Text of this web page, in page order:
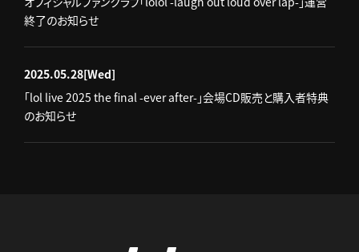
終了のお知らせ
2025.05.28[Wed]
「lol live 2025 the final -ever after-」会場CD販売と購入者特典
のお知らせ